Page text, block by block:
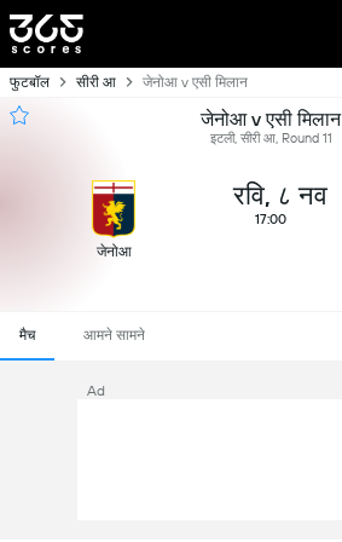
फुटबॉल सीरी आ जेनोआ v एसी मिलान
जेनोआ v एसी मिलान
इटली, सीरी आ, Round 11
जेनोआ
रवि, ८ नव
17:00
मैच आमने सामने
Ad